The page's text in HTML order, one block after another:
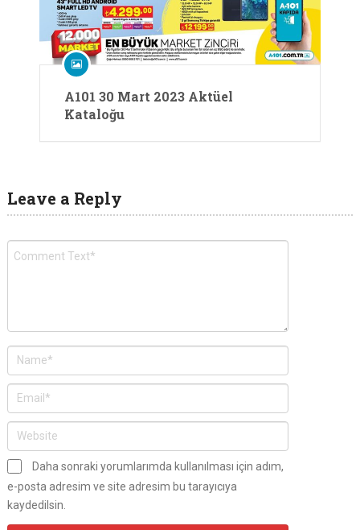
A101 30 Mart 2023 Aktüel
Kataloğu
Leave a Reply
Daha sonraki yorumlarımda kullanılması için adım,
e-posta adresim ve site adresim bu tarayıcıya
kaydedilsin.